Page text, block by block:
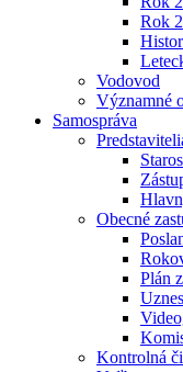
Rok
Vodovod
Významné
Samospráva
Obecné
Plán
Kontrolná